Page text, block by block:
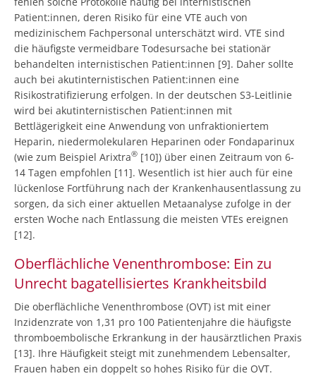
Patient:innen, deren Risiko für eine VTE auch von
medizinischem Fachpersonal unterschätzt wird. VTE sind
die häufigste vermeidbare Todesursache bei stationär
behandelten internistischen Patient:innen [9]. Daher sollte
auch bei akutinternistischen Patient:innen eine
Risikostratifizierung erfolgen. In der deutschen S3-Leitlinie
wird bei akutinternistischen Patient:innen mit
Bettlägerigkeit eine Anwendung von unfraktioniertem
Heparin, niedermolekularen Heparinen oder Fondaparinux
(wie zum Beispiel Arixtra® [10]) über einen Zeitraum von 6-
14 Tagen empfohlen [11]. Wesentlich ist hier auch für eine
lückenlose Fortführung nach der Krankenhausentlassung zu
sorgen, da sich einer aktuellen Metaanalyse zufolge in der
ersten Woche nach Entlassung die meisten VTEs ereignen
[12].
Oberflächliche Venenthrombose: Ein zu
Unrecht bagatellisiertes Krankheitsbild
Die oberflächliche Venenthrombose (OVT) ist mit einer
Inzidenzrate von 1,31 pro 100 Patientenjahre die häufigste
thromboembolische Erkrankung in der hausärztlichen Praxis
[13]. Ihre Häufigkeit steigt mit zunehmendem Lebensalter,
Frauen haben ein doppelt so hohes Risiko für die OVT.